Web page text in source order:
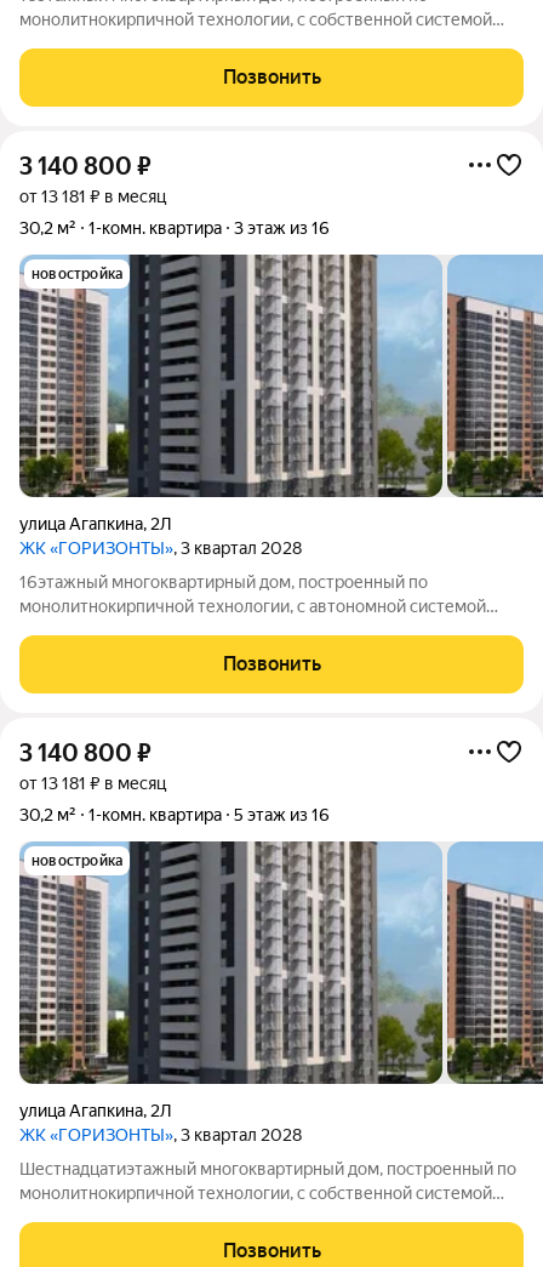
монолитнокирпичной технологии, с собственной системой
Позвонить
3 140 800 ₽
от 13 181 ₽ в месяц
30,2 м²
1-комн. квартира 3 этаж из 16
новостройка
улица Агапкина, 2Л
ЖК «ГОРИЗОНТЫ», 3 квартал 2028
16этажный многоквартирный дом, построенный по
монолитнокирпичной технологии, с автономной системой
Позвонить
3 140 800 ₽
от 13 181 ₽ в месяц
30,2 м²
1-комн. квартира 5 этаж из 16
новостройка
улица Агапкина, 2Л
ЖК «ГОРИЗОНТЫ», 3 квартал 2028
Шестнадцатиэтажный многоквартирный дом, построенный по
монолитнокирпичной технологии, с собственной системой
Позвонить